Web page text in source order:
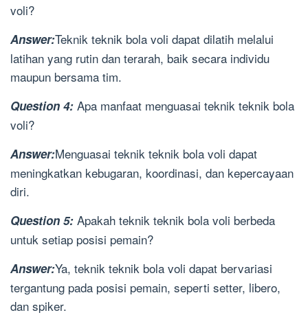
voli?
Answer:Teknik teknik bola voli dapat dilatih melalui
latihan yang rutin dan terarah, baik secara individu
maupun bersama tim.
Question 4: Apa manfaat menguasai teknik teknik bola
voli?
Answer:Menguasai teknik teknik bola voli dapat
meningkatkan kebugaran, koordinasi, dan kepercayaan
diri.
Question 5: Apakah teknik teknik bola voli berbeda
untuk setiap posisi pemain?
Answer:Ya, teknik teknik bola voli dapat bervariasi
tergantung pada posisi pemain, seperti setter, libero,
dan spiker.